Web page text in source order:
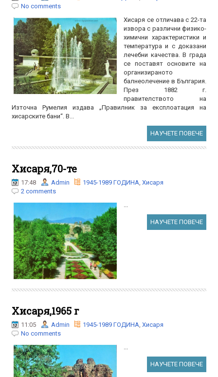
No comments
Хисаря се отличава с 22-та
извора с различни физико-
химични характеристики и
температура и с доказани
лечебни качества. В града
се поставят основите на
организираното
балнеолечение в България.
През 1882 г.
правителството на
Източна Румелия издава „Правилник за експлоатация на
хисарските бани“. В...
НАУЧЕТЕ ПОВЕЧЕ
Хисаря,70-те
17:48 Admin 1945-1989 ГОДИНА Хисаря
2 comments
НАУЧЕТЕ ПОВЕЧЕ
Хисаря,1965 г
11:05 Admin 1945-1989 ГОДИНА Хисаря
No comments
НАУЧЕТЕ ПОВЕЧЕ